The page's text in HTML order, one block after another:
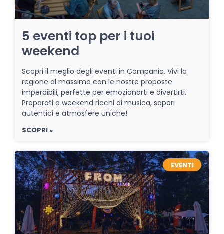
5 eventi top per i tuoi
weekend
Scopri il meglio degli eventi in Campania. Vivi la
regione al massimo con le nostre proposte
imperdibili, perfette per emozionarti e divertirti.
Preparati a weekend ricchi di musica, sapori
autentici e atmosfere uniche!
SCOPRI »
EVENTI